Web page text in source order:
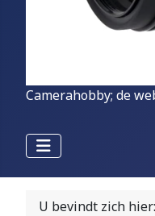
Camerahobby; de
U bevindt zich hier: